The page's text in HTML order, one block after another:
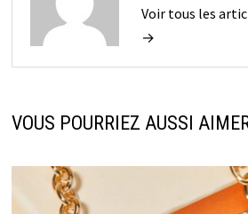
Voir tous les
→
VOUS POURRIEZ AUSSI